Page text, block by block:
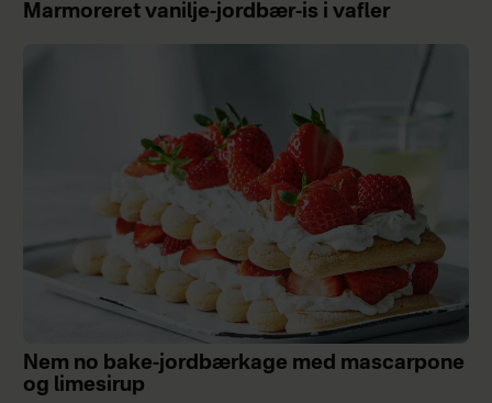
Marmoreret vanilje-jordbær-is i vafler
Nem no bake-jordbærkage med mascarpone
og limesirup